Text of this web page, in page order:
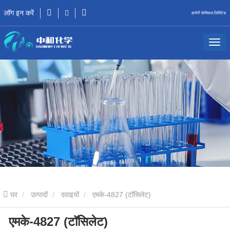
लॉग इन करें हार्मनी केमिकल लिमिटेड
घर उत्पादों दवाइयों एमके-4827 (टॉसिलेट)
एमके-4827 (टॉसिलेट)